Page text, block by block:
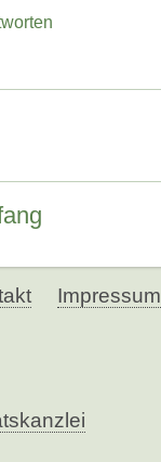
Impressum